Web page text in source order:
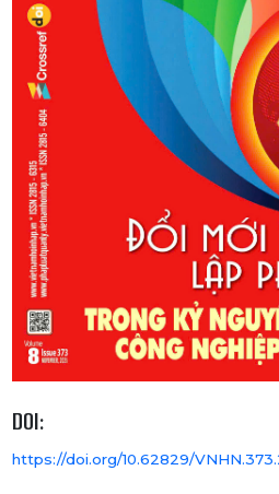
DOI:
https://doi.org/10.62829/